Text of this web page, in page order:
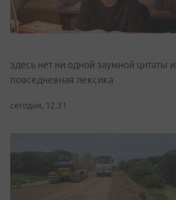
здесь нет ни одной заумной цитаты
повседневная лексика
сегодня, 12:31